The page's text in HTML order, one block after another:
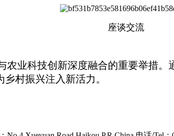
座谈交流
农业科技创新深度融合的重要举措
村振兴注入新活力。